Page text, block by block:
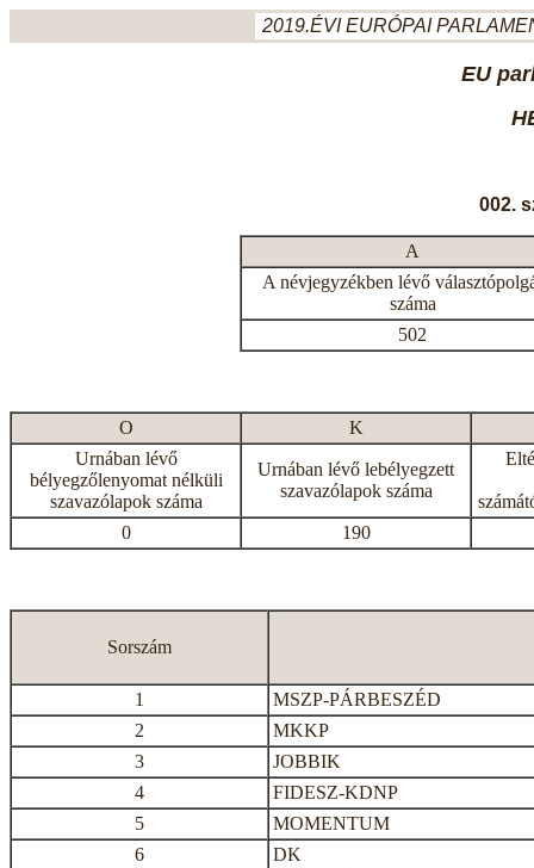
2019.ÉVI EURÓPAI
EU
002.
A
A névjegyzékben lévő
száma
502
O
K
Urnában lévő
bélyegzőlenyomat nélküli
szavazólapok száma
Urnában lévő lebélyegzett
szavazólapok száma
0
190
Sorszám
1
MSZP-PÁRBESZÉD
2
MKKP
3
JOBBIK
4
FIDESZ-KDNP
5
MOMENTUM
6
DK